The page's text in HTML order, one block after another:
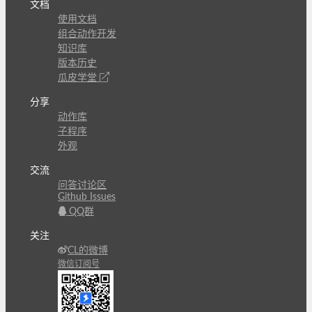
文档
使用文档
组合动作开发
知识库
版本历史
瓜皮学堂
分享
动作库
子程序
外观
交流
问答讨论区
Github Issues
QQ群
关注
CL的微博
微信订阅号